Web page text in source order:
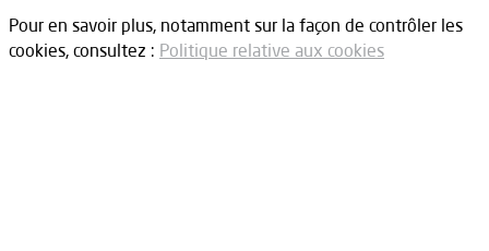
Pour en savoir plus, notamment sur la façon de contrôler les
cookies, consultez : Politique relative aux cookies